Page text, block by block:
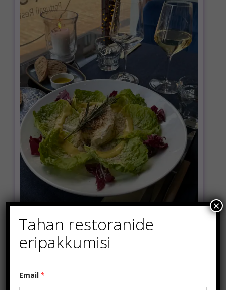
Tahan restoranide
eripakkumisi
E
m
Email*
×